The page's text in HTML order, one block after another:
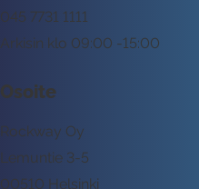
Arkisin klo 09:00 -15:00
045 7731 1111
Osoite
Rockway Oy
Lemuntie 3-5
00510 Helsinki